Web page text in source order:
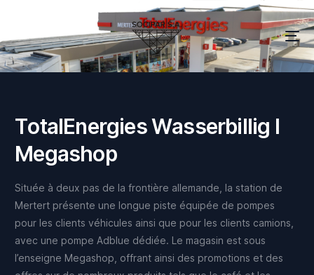
TotalEnergiesWasserbillig I
Megashop
Située à deux pas de la frontière allemande, la station de
Mertert présente une longue piste équipée de pompes
pour les clients véhicules ainsi que pour les clients camions,
avec une pompe Adblue dédiée. Le magasin est sous
l’enseigne Megashop, offrant ainsi des promotions et des